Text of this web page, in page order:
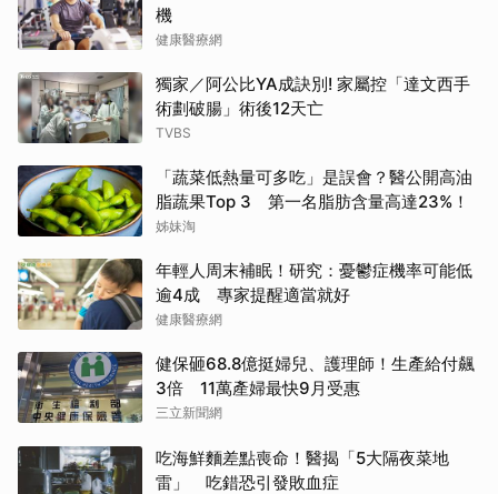
機
健康醫療網
獨家／阿公比YA成訣別! 家屬控「達文西手
術劃破腸」術後12天亡
TVBS
「蔬菜低熱量可多吃」是誤會？醫公開高油
脂蔬果Top 3 第一名脂肪含量高達23%！
姊妹淘
年輕人周末補眠！研究：憂鬱症機率可能低
逾4成 專家提醒適當就好
健康醫療網
健保砸68.8億挺婦兒、護理師！生產給付飆
3倍 11萬產婦最快9月受惠
三立新聞網
吃海鮮麵差點喪命！醫揭「5大隔夜菜地
雷」 吃錯恐引發敗血症